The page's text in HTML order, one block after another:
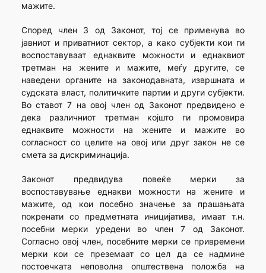
мажите.
Според член 3 од Законот, тој се применува во
јавниот и приватниот сектор, а како субјекти кои ги
воспоставуваат еднаквите можности и еднаквиот
третман на жените и мажите, меѓу другите, се
наведени органите на законодавната, извршната и
судската власт, политичките партии и други субјекти.
Во ставот 7 на овој член од Законот предвидено е
дека различниот третман којшто ги промовира
еднаквите можности на жените и мажите во
согласност со целите на овој или друг закон не се
смета за дискриминација.
Законот предвидува повеќе мерки за
воспоставување еднакви можности на жените и
мажите, од кои посебно значење за прашањата
покренати со предметната иницијатива, имаат т.н.
посебни мерки уредени во член 7 од Законот.
Согласно овој член, посебните мерки се привремени
мерки кои се преземаат со цел да се надмине
постоечката неповолна општествена положба на